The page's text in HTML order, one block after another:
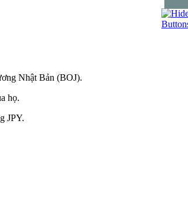
Nhật Bản (BOJ).
họ.
JPY.